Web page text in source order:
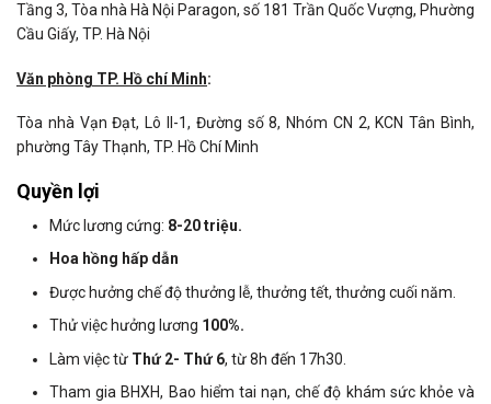
Tầng 3, Tòa nhà Hà Nội Paragon, số 181 Trần Quốc Vượng, Phường
Cầu Giấy, TP. Hà Nội
Văn phòng TP. Hồ chí Minh:
Tòa nhà Vạn Đạt, Lô II-1, Đường số 8, Nhóm CN 2, KCN Tân Bình,
phường Tây Thạnh, TP. Hồ Chí Minh
Quyền lợi
Mức lương cứng: 8-20 triệu.
Hoa hồng hấp dẫn
Được hưởng chế độ thưởng lễ, thưởng tết, thưởng cuối năm.
Thử việc hưởng lương 100%.
Làm việc từ Thứ 2- Thứ 6, từ 8h đến 17h30.
Tham gia BHXH, Bao hiểm tai nạn, chế độ khám sức khỏe và